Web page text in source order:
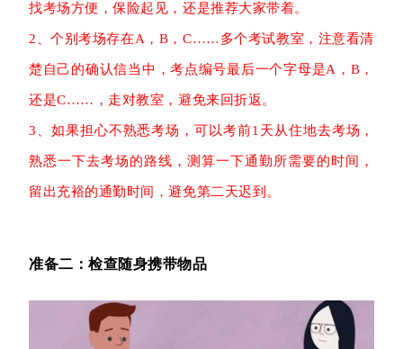
找考场方便，保险起见，还是推荐大家带着。
2、个别考场存在A，B，C……多个考试教室，注意看清
楚自己的确认信当中，考点编号最后一个字母是A，B，
还是C……，走对教室，避免来回折返。
3、如果担心不熟悉考场，可以考前1天从住地去考场，
熟悉一下去考场的路线，测算一下通勤所需要的时间，
留出充裕的通勤时间，避免第二天迟到。
准备二：检查随身携带物品